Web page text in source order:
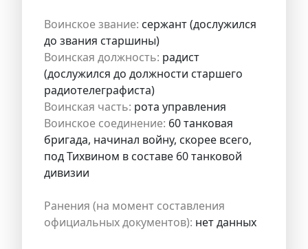
Воинское звание: сержант (дослужился
до звания старшины)
Воинская должность: радист
(дослужился до должности старшего
радиотелеграфиста)
Воинская часть: рота управления
Воинское соединение: 60 танковая
бригада, начинал войну, скорее всего,
под Тихвином в составе 60 танковой
дивизии
Ранения (на момент составления
официальных документов): нет данных